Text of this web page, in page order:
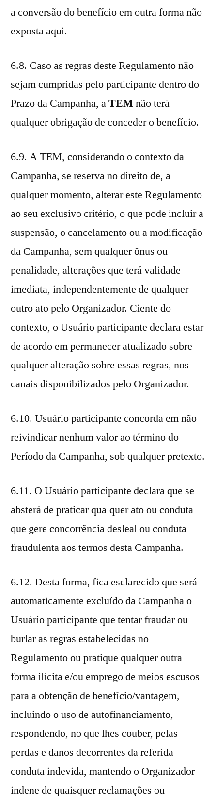
a conversão do benefício em outra forma não
exposta aqui.
6.8. Caso as regras deste Regulamento não
sejam cumpridas pelo participante dentro do
Prazo da Campanha, aTEMnão terá
qualquer obrigação de conceder o benefício.
6.9. A TEM, considerando o contexto da
Campanha, se reserva no direito de, a
qualquer momento, alterar este Regulamento
ao seu exclusivo critério, o que pode incluir a
suspensão, o cancelamento ou a modificação
da Campanha, sem qualquer ônus ou
penalidade, alterações que terá validade
imediata, independentemente de qualquer
outro ato pelo Organizador. Ciente do
contexto, o Usuário participante declara estar
de acordo em permanecer atualizado sobre
qualquer alteração sobre essas regras, nos
canais disponibilizados pelo Organizador.
6.10. Usuário participante concorda em não
reivindicar nenhum valor ao término do
Período da Campanha, sob qualquer pretexto.
6.11. O Usuário participante declara que se
absterá de praticar qualquer ato ou conduta
que gere concorrência desleal ou conduta
fraudulenta aos termos desta Campanha.
6.12. Desta forma, fica esclarecido que será
automaticamente excluído da Campanha o
Usuário participante que tentar fraudar ou
burlar as regras estabelecidas no
Regulamento ou pratique qualquer outra
forma ilícita e/ou emprego de meios escusos
para a obtenção de benefício/vantagem,
incluindo o uso de autofinanciamento,
respondendo, no que lhes couber, pelas
perdas e danos decorrentes da referida
conduta indevida, mantendo o Organizador
indene de quaisquer reclamações ou